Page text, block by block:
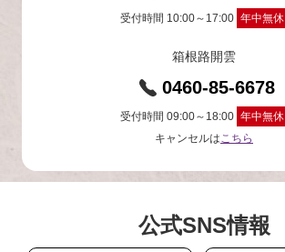
受付時間 10:00～17:00 年中無休
箱根路開雲
0460-85-6678
受付時間 09:00～18:00 年中無休
キャンセルは こちら
公式SNS情報